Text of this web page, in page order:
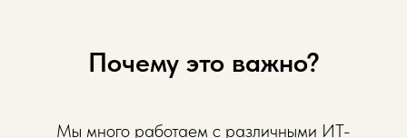
Почему это важно?
Мы много работаем с различными ИТ-